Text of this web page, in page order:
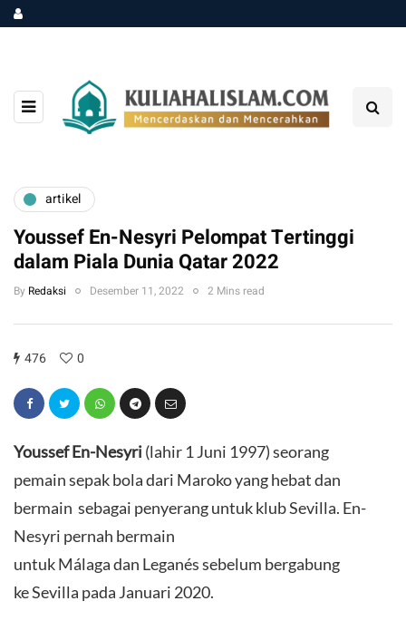
artikel
Youssef En-Nesyri Pelompat Tertinggi
dalam Piala Dunia Qatar 2022
By Redaksi Desember 11, 2022 2 Mins read
476 0
Youssef En-Nesyri(lahir 1 Juni 1997) seorang
pemain sepak bola dari Maroko yang hebat dan
bermain sebagai penyerang untuk klub Sevilla. En-
Nesyri pernah bermain
untuk Málaga dan Leganés sebelum bergabung
ke Sevilla pada Januari 2020.